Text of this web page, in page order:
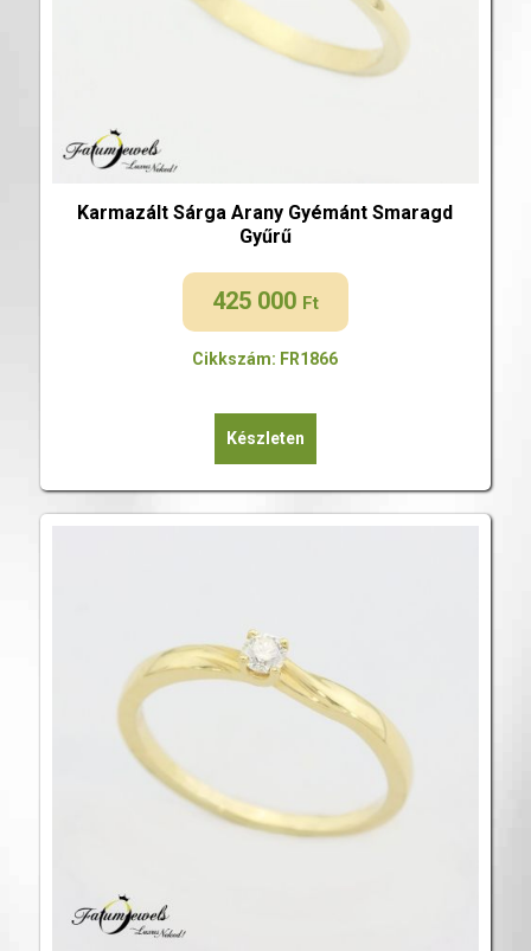
Karmazált Sárga Arany Gyémánt Smaragd
Gyűrű
425 000 Ft
Cikkszám: FR1866
Készleten